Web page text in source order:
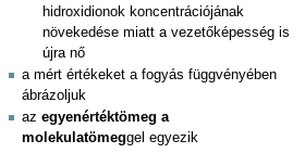
hidroxidionok koncentrációjának
növekedése miatt a vezetőképesség is
újra nő
a mért értékeket a fogyás függvényében
ábrázoljuk
az egyenértéktömeg a
molekulatömeggel egyezik